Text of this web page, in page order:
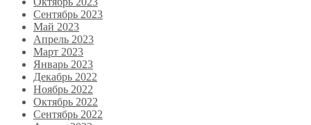
Сентябрь 2023
Май 2023
Апрель 2023
Март 2023
Январь 2023
Декабрь 2022
Ноябрь 2022
Октябрь 2022
Сентябрь 2022